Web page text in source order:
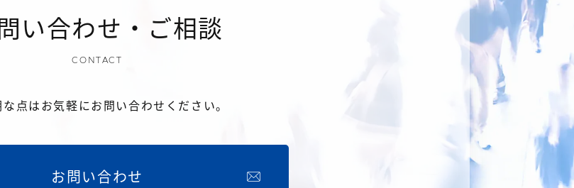
い合わせ・ご相談
CONTACT
点はお気軽にお問い合わせください。
お問い合わせ